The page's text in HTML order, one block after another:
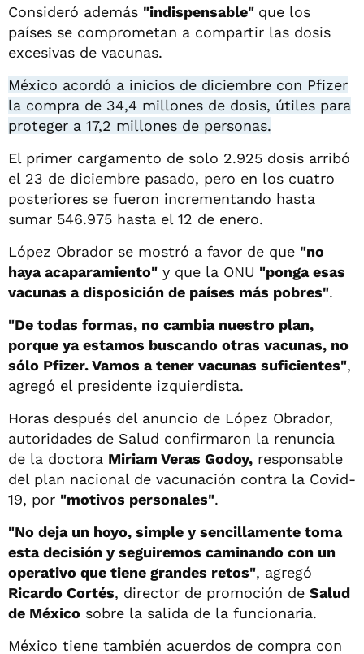
Consideró además "indispensable" que los
países se comprometan a compartir las dosis
excesivas de vacunas.
México acordó a inicios de diciembre con Pfizer
la compra de 34,4 millones de dosis, útiles para
proteger a 17,2 millones de personas.
El primer cargamento de solo 2.925 dosis arribó
el 23 de diciembre pasado, pero en los cuatro
posteriores se fueron incrementando hasta
sumar 546.975 hasta el 12 de enero.
López Obrador se mostró a favor de que "no
haya acaparamiento" y que la ONU "ponga esas
vacunas a disposición de países más pobres".
"De todas formas, no cambia nuestro plan,
porque ya estamos buscando otras vacunas, no
sólo Pfizer. Vamos a tener vacunas suficientes",
agregó el presidente izquierdista.
Horas después del anuncio de López Obrador,
autoridades de Salud confirmaron la renuncia
de la doctora Miriam Veras Godoy, responsable
del plan nacional de vacunación contra la Covid-
19, por "motivos personales".
"No deja un hoyo, simple y sencillamente toma
esta decisión y seguiremos caminando con un
operativo que tiene grandes retos", agregó
Ricardo Cortés, director de promoción de Salud
de México sobre la salida de la funcionaria.
México tiene también acuerdos de compra con